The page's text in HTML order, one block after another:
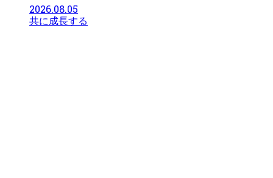
2026.08.05
共に成長する